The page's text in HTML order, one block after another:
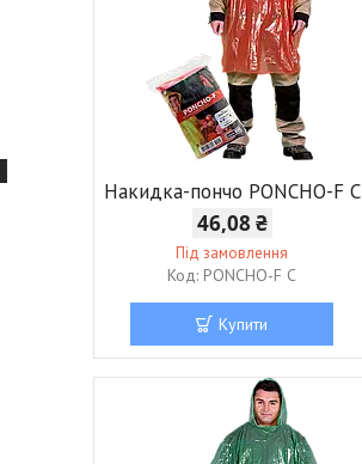
Накидка-пончо PONCHO-F C
46,08 ₴
Під замовлення
PONCHO-F C
Купити